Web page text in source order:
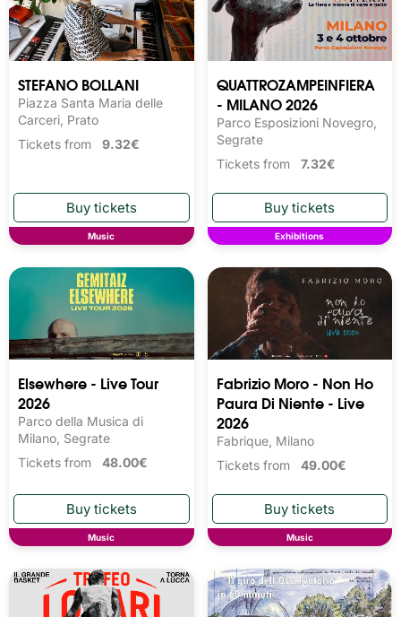
STEFANO BOLLANI
Piazza Santa Maria delle
Carceri, Prato
Tickets from 9.32€
Music
QUATTROZAMPEINFIERA
- MILANO 2026
Parco Esposizioni Novegro,
Segrate
Tickets from 7.32€
Exhibitions
Elsewhere - Live Tour
2026
Parco della Musica di
Milano, Segrate
Tickets from 48.00€
Music
Fabrizio Moro - Non Ho
Paura Di Niente - Live
2026
Fabrique, Milano
Tickets from 49.00€
Music